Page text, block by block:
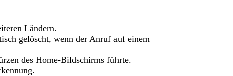
Ländern.
gelöscht, wenn der Anruf auf einem
des Home-Bildschirms führte.